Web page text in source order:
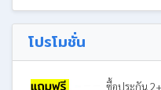
โปรโมชั่น
ซื้อประกัน